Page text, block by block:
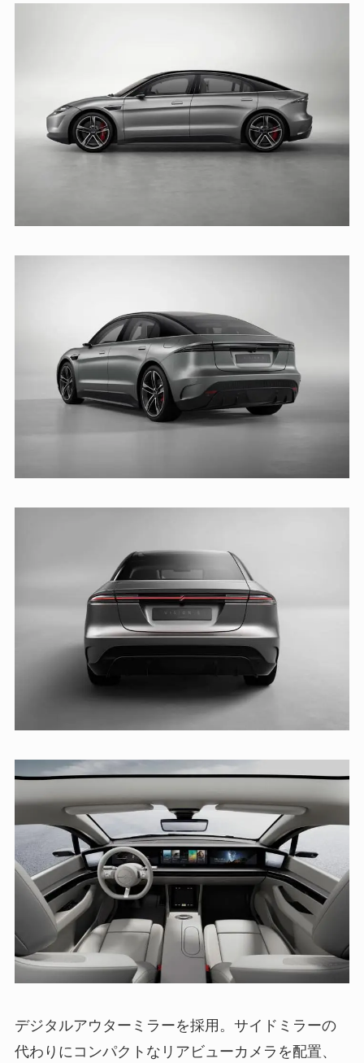
デジタルアウターミラーを採用。サイドミラーの
代わりにコンパクトなリアビューカメラを配置、